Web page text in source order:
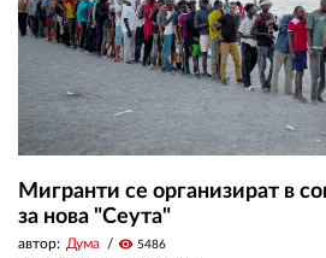
Мигранти се организират в
за нова "Сеута"
автор: Дума visibility 5486